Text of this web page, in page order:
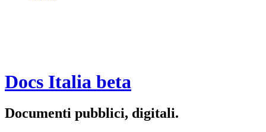
Docs Italia beta
Documenti pubblici, digitali.